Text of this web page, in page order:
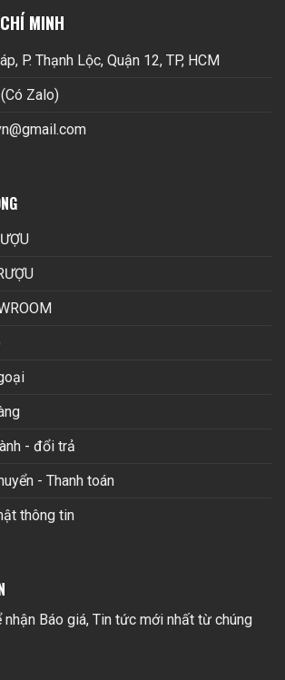
MINH
P. Thạnh Lộc, Quận 12, TP, HCM
Zalo)
- đổi trả
- Thanh toán
thông tin
Báo giá, Tin tức mới nhất từ chúng